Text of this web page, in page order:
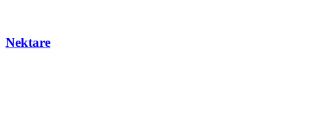
Nektare